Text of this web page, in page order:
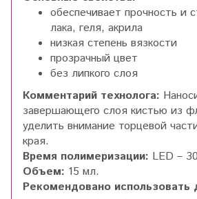
обеспечивает прочность и
лака, геля, акрила
низкая степень вязкости
прозрачный цвет
без липкого слоя
Комментарий технолога:
завершающего слоя кистью из
уделить внимание торцевой
края.
Время полимеризации: LED –
Объем: 15 мл.
Рекомендовано использовать